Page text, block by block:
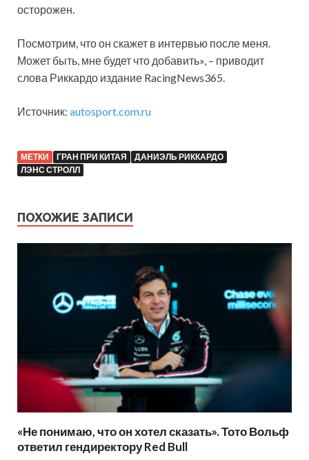
осторожен.
Посмотрим, что он скажет в интервью после меня.
Может быть, мне будет что добавить», – приводит
слова Риккардо издание RacingNews365.
Источник: autosport.com.ru
МЕТКИ ГРАН ПРИ КИТАЯ
ДАНИЭЛЬ РИККАРДО
ЛЭНС СТРОЛЛ
ПОХОЖИЕ ЗАПИСИ
«Не понимаю, что он хотел сказать». Тото Вольф
ответил гендиректору Red Bull